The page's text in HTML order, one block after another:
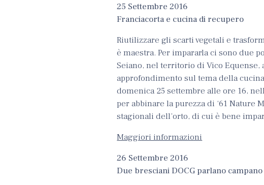
25 Settembre 2016
Franciacorta e cucina di recupero
Riutilizzare gli scarti vegetali e
è maestra. Per impararla ci sono due
Seiano, nel territorio di Vico
approfondimento sul tema della
domenica 25 settembre alle ore 16,
per abbinare la purezza di ‘61 Nature
stagionali dell’orto, di cui è bene
Maggiori informazioni
26 Settembre 2016
Due bresciani DOCG parlano campano